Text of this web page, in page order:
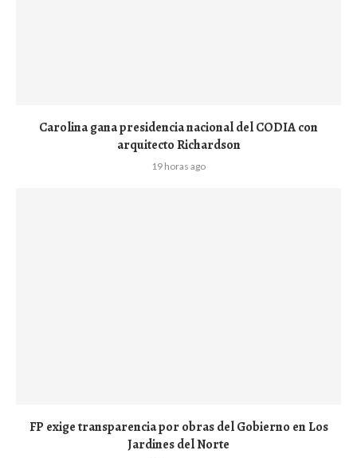
Carolina gana presidencia nacional del CODIA con
arquitecto Richardson
19 horas ago
FP exige transparencia por obras del Gobierno en Los
Jardines del Norte